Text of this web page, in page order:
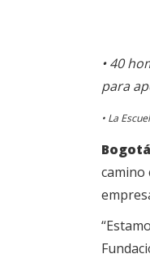
•40
para
• La
camino